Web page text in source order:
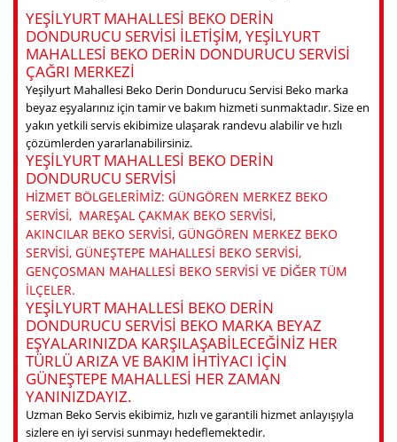
YEŞILYURT MAHALLESI BEKO DERIN
DONDURUCU SERVISI ILETIŞIM, YEŞILYURT
MAHALLESI BEKO DERIN DONDURUCU SERVISI
ÇAĞRI MERKEZI
Yeşilyurt Mahallesi Beko Derin Dondurucu Servisi Beko marka
beyaz eşyalarınız için tamir ve bakım hizmeti sunmaktadır. Size en
yakın yetkili servis ekibimize ulaşarak randevu alabilir ve hızlı
çözümlerden yararlanabilirsiniz.
YEŞILYURT MAHALLESI BEKO DERIN
DONDURUCU SERVISI
HIZMET BÖLGELERIMIZ: GÜNGÖREN MERKEZ BEKO
SERVISI, MAREŞAL ÇAKMAK BEKO SERVISI,
AKINCILAR BEKO SERVISI, GÜNGÖREN MERKEZ BEKO
SERVISI, GÜNEŞTEPE MAHALLESI BEKO SERVISI,
GENÇOSMAN MAHALLESI BEKO SERVISI VE DIĞER TÜM
ILÇELER.
YEŞILYURT MAHALLESI BEKO DERIN
DONDURUCU SERVISI BEKO MARKA BEYAZ
EŞYALARINIZDA KARŞILAŞABILECEĞINIZ HER
TÜRLÜ ARIZA VE BAKIM IHTIYACI IÇIN
GÜNEŞTEPE MAHALLESI HER ZAMAN
YANINIZDAYIZ.
Uzman Beko Servis ekibimiz, hızlı ve garantili hizmet anlayışıyla
sizlere en iyi servisi sunmayı hedeflemektedir.